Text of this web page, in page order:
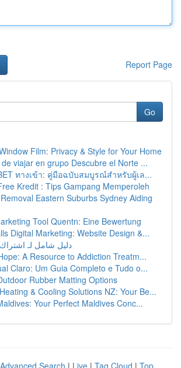
Report Page
Go
Film: Privacy & Style for Your Home
viajar en grupo Descubre el Norte ...
ทางเข้า: คู่มือฉบับสมบูรณ์สำหรับผู้เล...
Kredit : Tips Gampang Memperoleh
Eastern Suburbs Sydney Aiding
Tool Quentn: Eine Bewertung
Digital Marketing: Website Design &...
دليل شامل لـ
A Resource to Addiction Treatm...
Claro: Um Guia Completo e Tudo o...
Rubber Matting Options
& Cooling Solutions NZ: Your Be...
Your Perfect Maldives Conc...
Advanced Search | Live | Tag Cloud | Top